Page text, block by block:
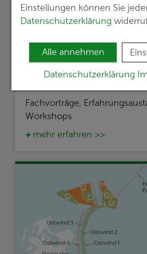
Einstellungen können Sie
Datenschutzerklärung
Alle annehmen
Datenschutzerklärung
Foto: Georado
01.07.2026
Fachvorträge,
Workshops
mehr erfahren >>